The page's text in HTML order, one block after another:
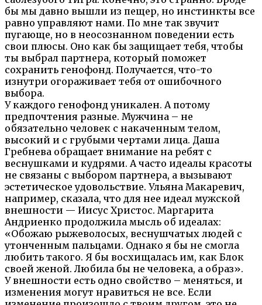
бы мы давно вышли из пещер, но инстинкты все
равно управляют нами. По мне так звучит
пугающе, но в неосознанном поведении есть
свои плюсы. Оно как бы защищает тебя, чтобы
ты выбрал партнера, который поможет
сохранить генофонд. Получается, что-то
изнутри огораживает тебя от ошибочного
выбора.
У каждого генофонд уникален. А потому
предпочтения разные. Мужчина – не
обязательно человек с накаченным телом,
высокий и с грубыми чертами лица. Даша
Гребнева обращает внимание на ребят с
веснушками и кудрями. А часто идеалы красоты
не связаны с выбором партнера, а вызывают
эстетическое удовольствие. Ульяна Макаревич,
например, сказала, что для нее идеал мужской
внешности — Иисус Христос. Маргарита
Андриенко продолжила мысль об идеалах:
«Обожаю рыжеволосых, веснушчатых людей с
утонченным пальцами. Однако я бы не смогла
любить такого. Я бы восхищалась им, как Блок
своей женой. Любила бы не человека, а образ».
У внешности есть одно свойство – меняться, и
изменения могут нравиться не все. Если